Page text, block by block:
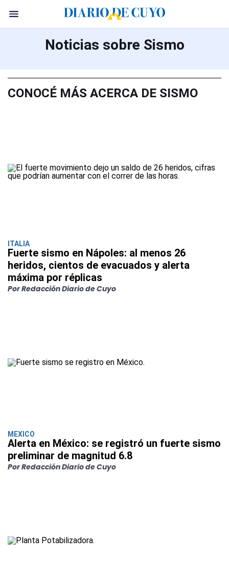
Noticias sobre Sismo
CONOCÉ MÁS ACERCA DE SISMO
ITALIA
Fuerte sismo en Nápoles: al menos 26
heridos, cientos de evacuados y alerta
máxima por réplicas
Por Redacción Diario de Cuyo
MEXICO
Alerta en México: se registró un fuerte sismo
preliminar de magnitud 6.8
Por Redacción Diario de Cuyo